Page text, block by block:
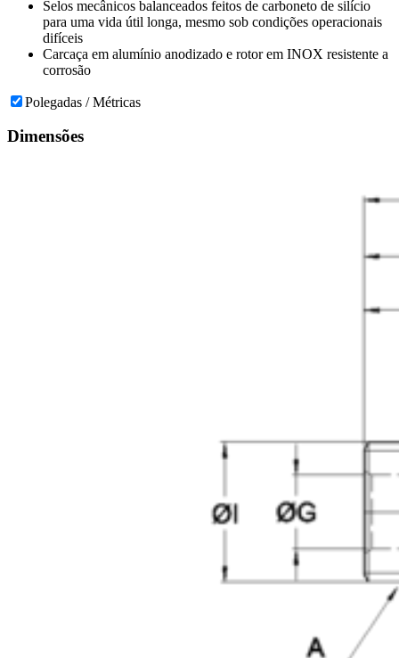
Selos mecânicos balanceados feitos de carboneto de silício
para uma vida útil longa, mesmo sob condições operacionais
difíceis
Carcaça em alumínio anodizado e rotor em INOX resistente a
corrosão
Polegadas / Métricas
Dimensões